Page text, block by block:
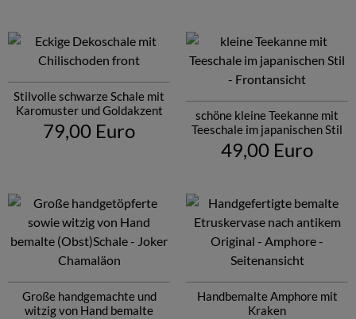
Stilvolle schwarze Schale mit
Karomuster und Goldakzent
79,00 Euro
schöne kleine Teekanne mit
Teeschale im japanischen Stil
49,00 Euro
Große handgemachte und
witzig von Hand bemalte
Handbemalte Amphore mit
Kraken